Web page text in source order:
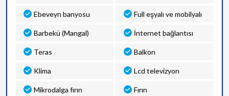
Ebeveyn banyosu Full eşyalı ve mobilyalı
Barbekü (Mangal) İnternet bağlantısı
Teras Balkon
Klima Lcd televizyon
Mikrodalga fırın Fırın